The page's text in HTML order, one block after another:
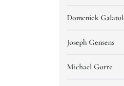
Domenick
Joseph Gensens
Michael Gorre